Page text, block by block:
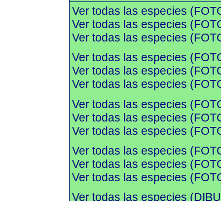
Ver todas las especies
Ver todas las especies
Ver todas las especies
Ver todas las especies
Ver todas las especies
Ver todas las especies
Ver todas las especies
Ver todas las especies
Ver todas las especies
Ver todas las especies
Ver todas las especies
Ver todas las especies
Ver todas las especies